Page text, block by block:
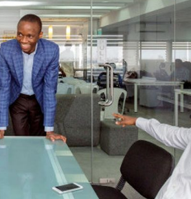
Bestätigen
Ich habe die Datenschutzerklärung
ihr zu.
Senden
Bundesland / Landkreis*
Wählen Sie Ihr Bundesland...
Ihre persönlichen Daten werden
Erlebnis auf dieser Website zu
warum wir Ihre persönlichen Daten
Sie in unserer
Registrieren
Ein Link zum Erstellen eines neuen
E-Mail-Adresse